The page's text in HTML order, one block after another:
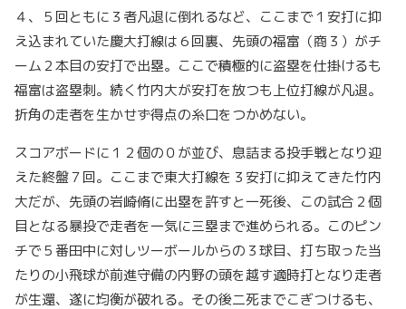
４、５回ともに３者凡退に倒れるなど、ここまで１安打に抑
え込まれていた慶大打線は６回裏、先頭の福富（商３）がチ
ーム２本目の安打で出塁。ここで積極的に盗塁を仕掛けるも
福富は盗塁刺。続く竹内大が安打を放つも上位打線が凡退。
折角の走者を生かせず得点の糸口をつかめない。
スコアボードに１２個の０が並び、息詰まる投手戦となり迎
えた終盤７回。ここまで東大打線を３安打に抑えてきた竹内
大だが、先頭の岩崎脩に出塁を許すと一死後、この試合２個
目となる暴投で走者を一気に三塁まで進められる。このピン
チで５番田中に対しツーボールからの３球目、打ち取った当
たりの小飛球が前進守備の内野の頭を越す適時打となり走者
が生還、遂に均衡が破れる。その後二死までこぎつけるも、